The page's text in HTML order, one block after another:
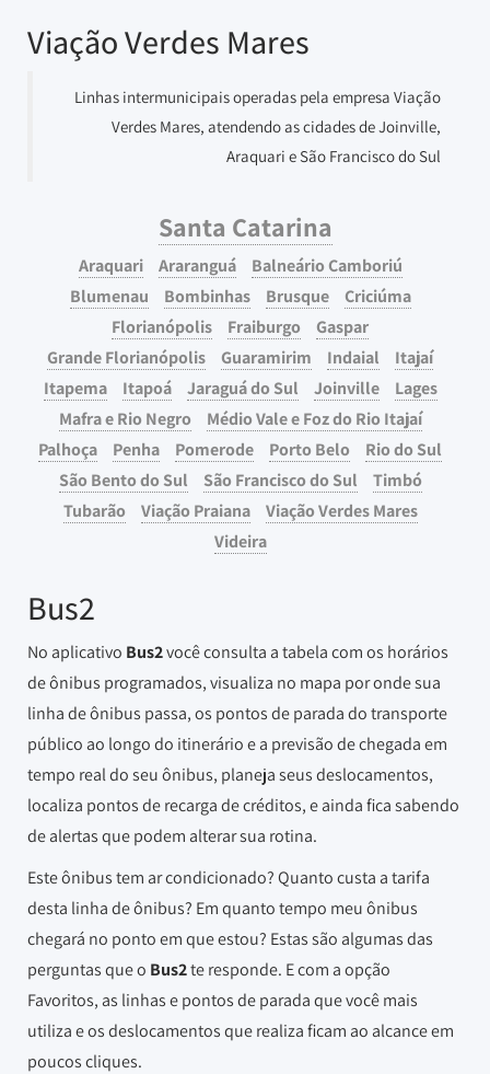
Viação Verdes Mares
Linhas intermunicipais operadas pela empresa Viação
Verdes Mares, atendendo as cidades de Joinville,
Araquari e São Francisco do Sul
Santa Catarina
Araquari Araranguá
Balneário Camboriú
Blumenau
Bombinhas Brusque
Criciúma
Florianópolis
Fraiburgo
Gaspar
Grande Florianópolis
Guaramirim Indaial
Itajaí
Itapema
Itapoá Jaraguá do Sul Joinville
Lages
Mafra e Rio Negro
Médio Vale e Foz do Rio Itajaí
Palhoça
Penha Pomerode Porto Belo
Rio do Sul
São Bento do Sul
São Francisco do Sul
Timbó
Tubarão
Viação Praiana
Viação Verdes Mares
Videira
Bus2
No aplicativo Bus2você consulta a tabela com os horários
de ônibus programados, visualiza no mapa por onde sua
linha de ônibus passa, os pontos de parada do transporte
público ao longo do itinerário e a previsão de chegada em
tempo real do seu ônibus, planeja seus deslocamentos,
localiza pontos de recarga de créditos, e ainda fica sabendo
de alertas que podem alterar sua rotina.
Este ônibus tem ar condicionado? Quanto custa a tarifa
desta linha de ônibus? Em quanto tempo meu ônibus
chegará no ponto em que estou? Estas são algumas das
perguntas que o Bus2te responde. E com a opção
Favoritos, as linhas e pontos de parada que você mais
utiliza e os deslocamentos que realiza ficam ao alcance em
poucos cliques.